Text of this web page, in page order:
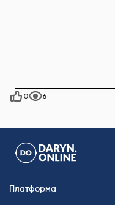
0 6
Платформа